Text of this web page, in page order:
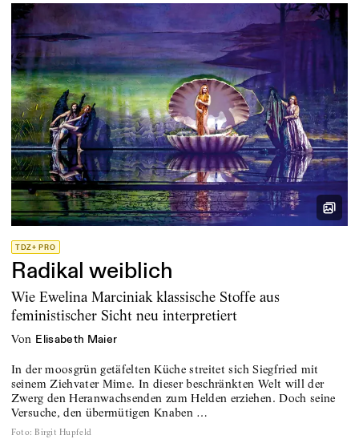
TDZ+ PRO
Radikal weiblich
Wie Ewelina Marciniak klassische Stoffe aus
feministischer Sicht neu interpretiert
von Elisabeth Maier
In der moosgrün getäfelten Küche streitet sich Siegfried mit
seinem Ziehvater Mime. In dieser beschränkten Welt will der
Zwerg den Heranwachsenden zum Helden erziehen. Doch seine
Versuche, den übermütigen Knaben …
Foto: Birgit Hupfeld